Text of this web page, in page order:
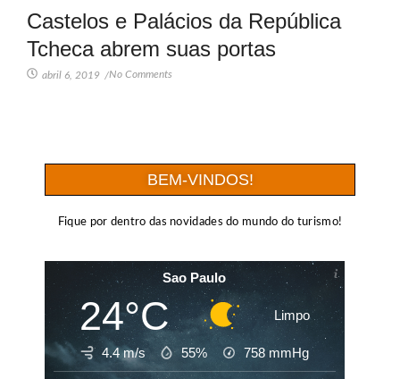
Castelos e Palácios da República
Tcheca abrem suas portas
abril 6, 2019 /No Comments
BEM-VINDOS!
Fique por dentro das novidades do mundo do turismo!
Sao Paulo
24°C Limpo
4.4 m/s 55% 758 mmHg